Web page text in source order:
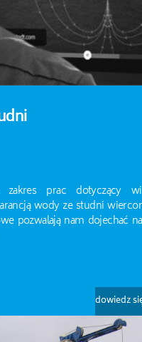
zakres prac dotyczący
wody ze studni
pozwalają nam dojechać
dowiedz